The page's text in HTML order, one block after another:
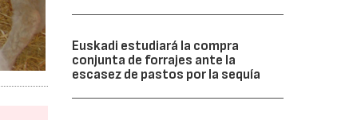
Euskadi estudiará la compra
conjunta de forrajes ante la
escasez de pastos por la sequía